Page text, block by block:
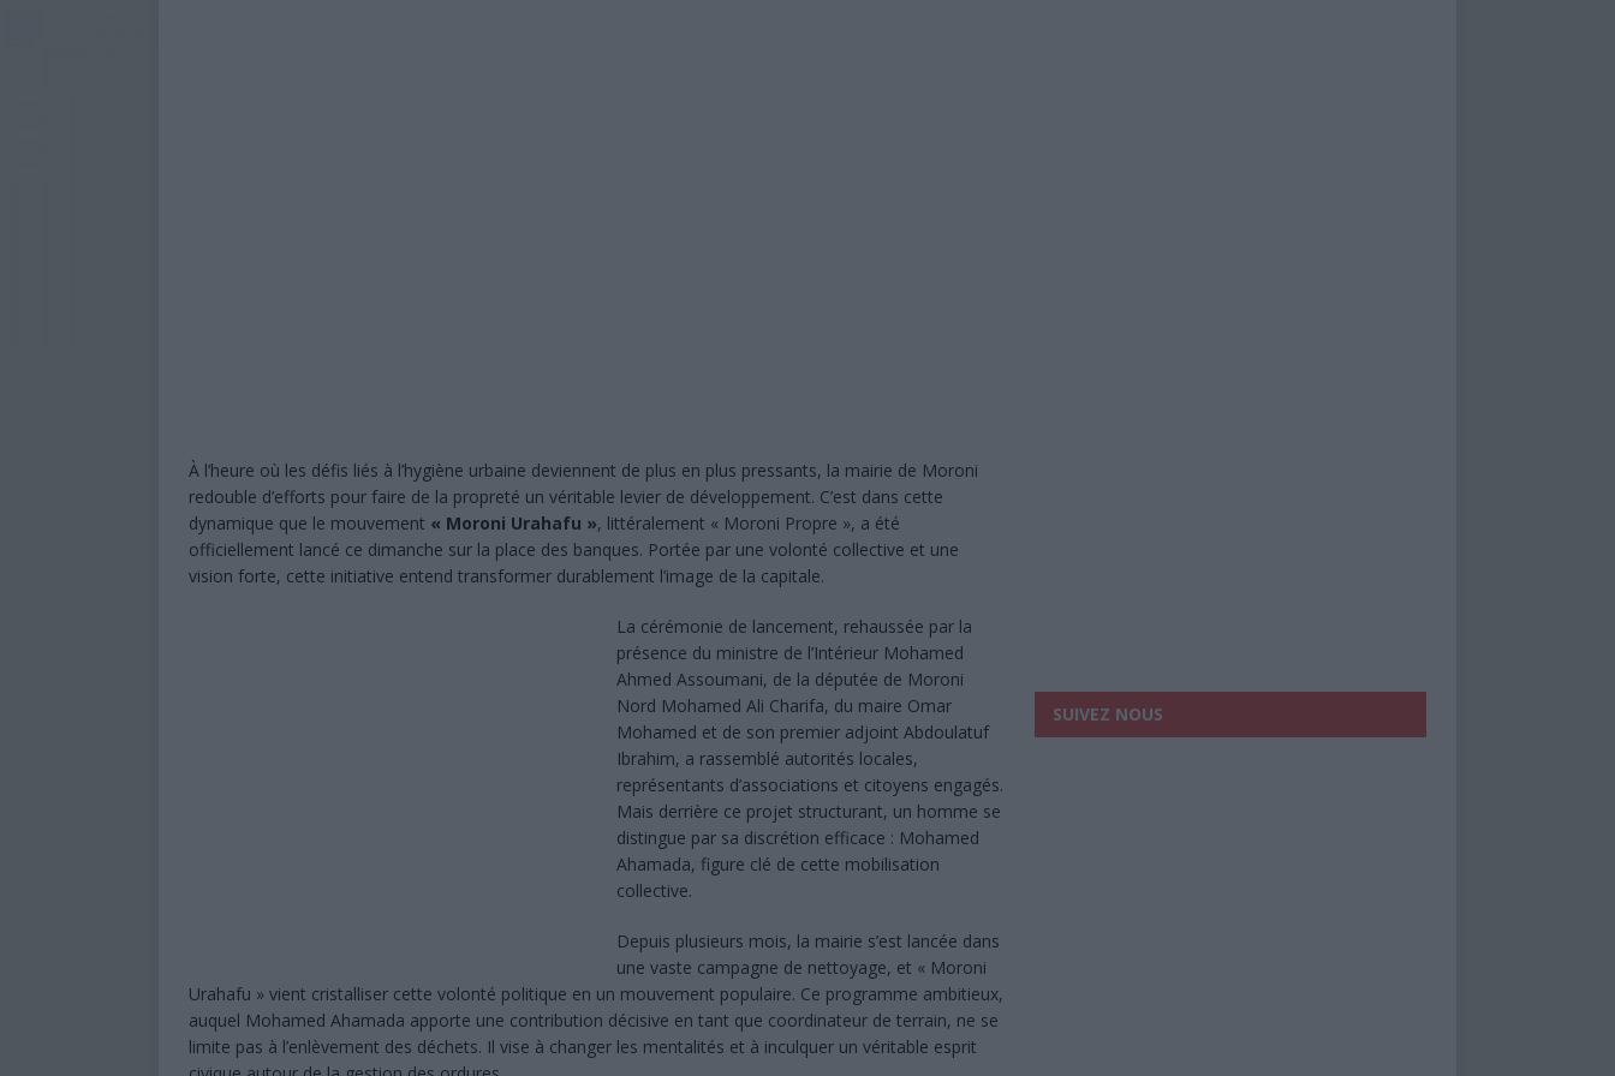
À l’heure où les défis liés à l’hygiène urbaine deviennent de plus en plus pressants, la mairie de Moroni
redouble d’efforts pour faire de la propreté un véritable levier de développement. C’est dans cette
dynamique que le mouvement « Moroni Urahafu », littéralement « Moroni Propre », a été
officiellement lancé ce dimanche sur la place des banques. Portée par une volonté collective et une
vision forte, cette initiative entend transformer durablement l’image de la capitale.
La cérémonie de lancement, rehaussée par la
présence du ministre de l’Intérieur Mohamed
Ahmed Assoumani, de la députée de Moroni
Nord Mohamed Ali Charifa, du maire Omar
Mohamed et de son premier adjoint Abdoulatuf
Ibrahim, a rassemblé autorités locales,
représentants d’associations et citoyens engagés.
Mais derrière ce projet structurant, un homme se
distingue par sa discrétion efficace : Mohamed
Ahamada, figure clé de cette mobilisation
collective.
Depuis plusieurs mois, la mairie s’est lancée dans
une vaste campagne de nettoyage, et « Moroni
Urahafu » vient cristalliser cette volonté politique en un mouvement populaire. Ce programme ambitieux,
auquel Mohamed Ahamada apporte une contribution décisive en tant que coordinateur de terrain, ne se
limite pas à l’enlèvement des déchets. Il vise à changer les mentalités et à inculquer un véritable esprit
SUIVEZ NOUS